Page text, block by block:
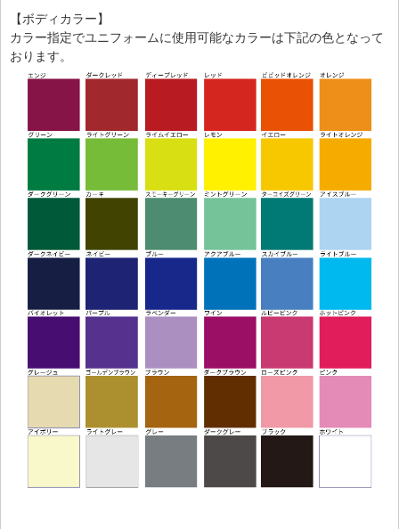
【ボディカラー】
カラー指定でユニフォームに使用可能なカラーは下記の色となって
おります。